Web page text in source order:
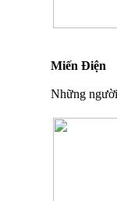
Miến Điện
Những